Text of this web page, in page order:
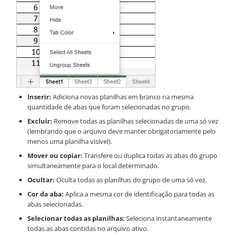
Inserir: Adiciona novas planilhas em branco na mesma
quantidade de abas que foram selecionadas no grupo.
Excluir: Remove todas as planilhas selecionadas de uma só vez
(lembrando que o arquivo deve manter obrigatoriamente pelo
menos uma planilha visível).
Mover ou copiar: Transfere ou duplica todas as abas do grupo
simultaneamente para o local determinado.
Ocultar: Oculta todas as planilhas do grupo de uma só vez.
Cor da aba: Aplica a mesma cor de identificação para todas as
abas selecionadas.
Selecionar todas as planilhas: Seleciona instantaneamente
todas as abas contidas no arquivo ativo.